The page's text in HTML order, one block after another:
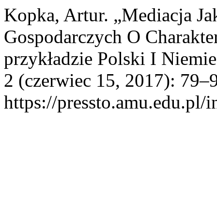
Kopka, Artur. „Mediacja
Gospodarczych O
przykładzie Polski I
2 (czerwiec 15, 2017):
https://